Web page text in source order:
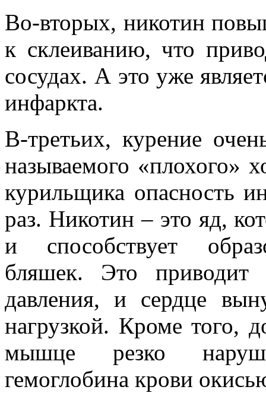
Во-вторых, никотин
к склеиванию, что
сосудах. А это уже
инфаркта.
В-третьих, курение
называемого «плохого»
курильщика опасность
раз. Никотин – это яд,
и способствует
бляшек. Это приводит
давления, и сердце
нагрузкой. Кроме того,
мышце резко
гемоглобина крови